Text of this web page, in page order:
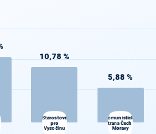
10,78 %
Starostové
pro
Vysočinu
5,88 %
Komunistická
strana Čech a
Moravy